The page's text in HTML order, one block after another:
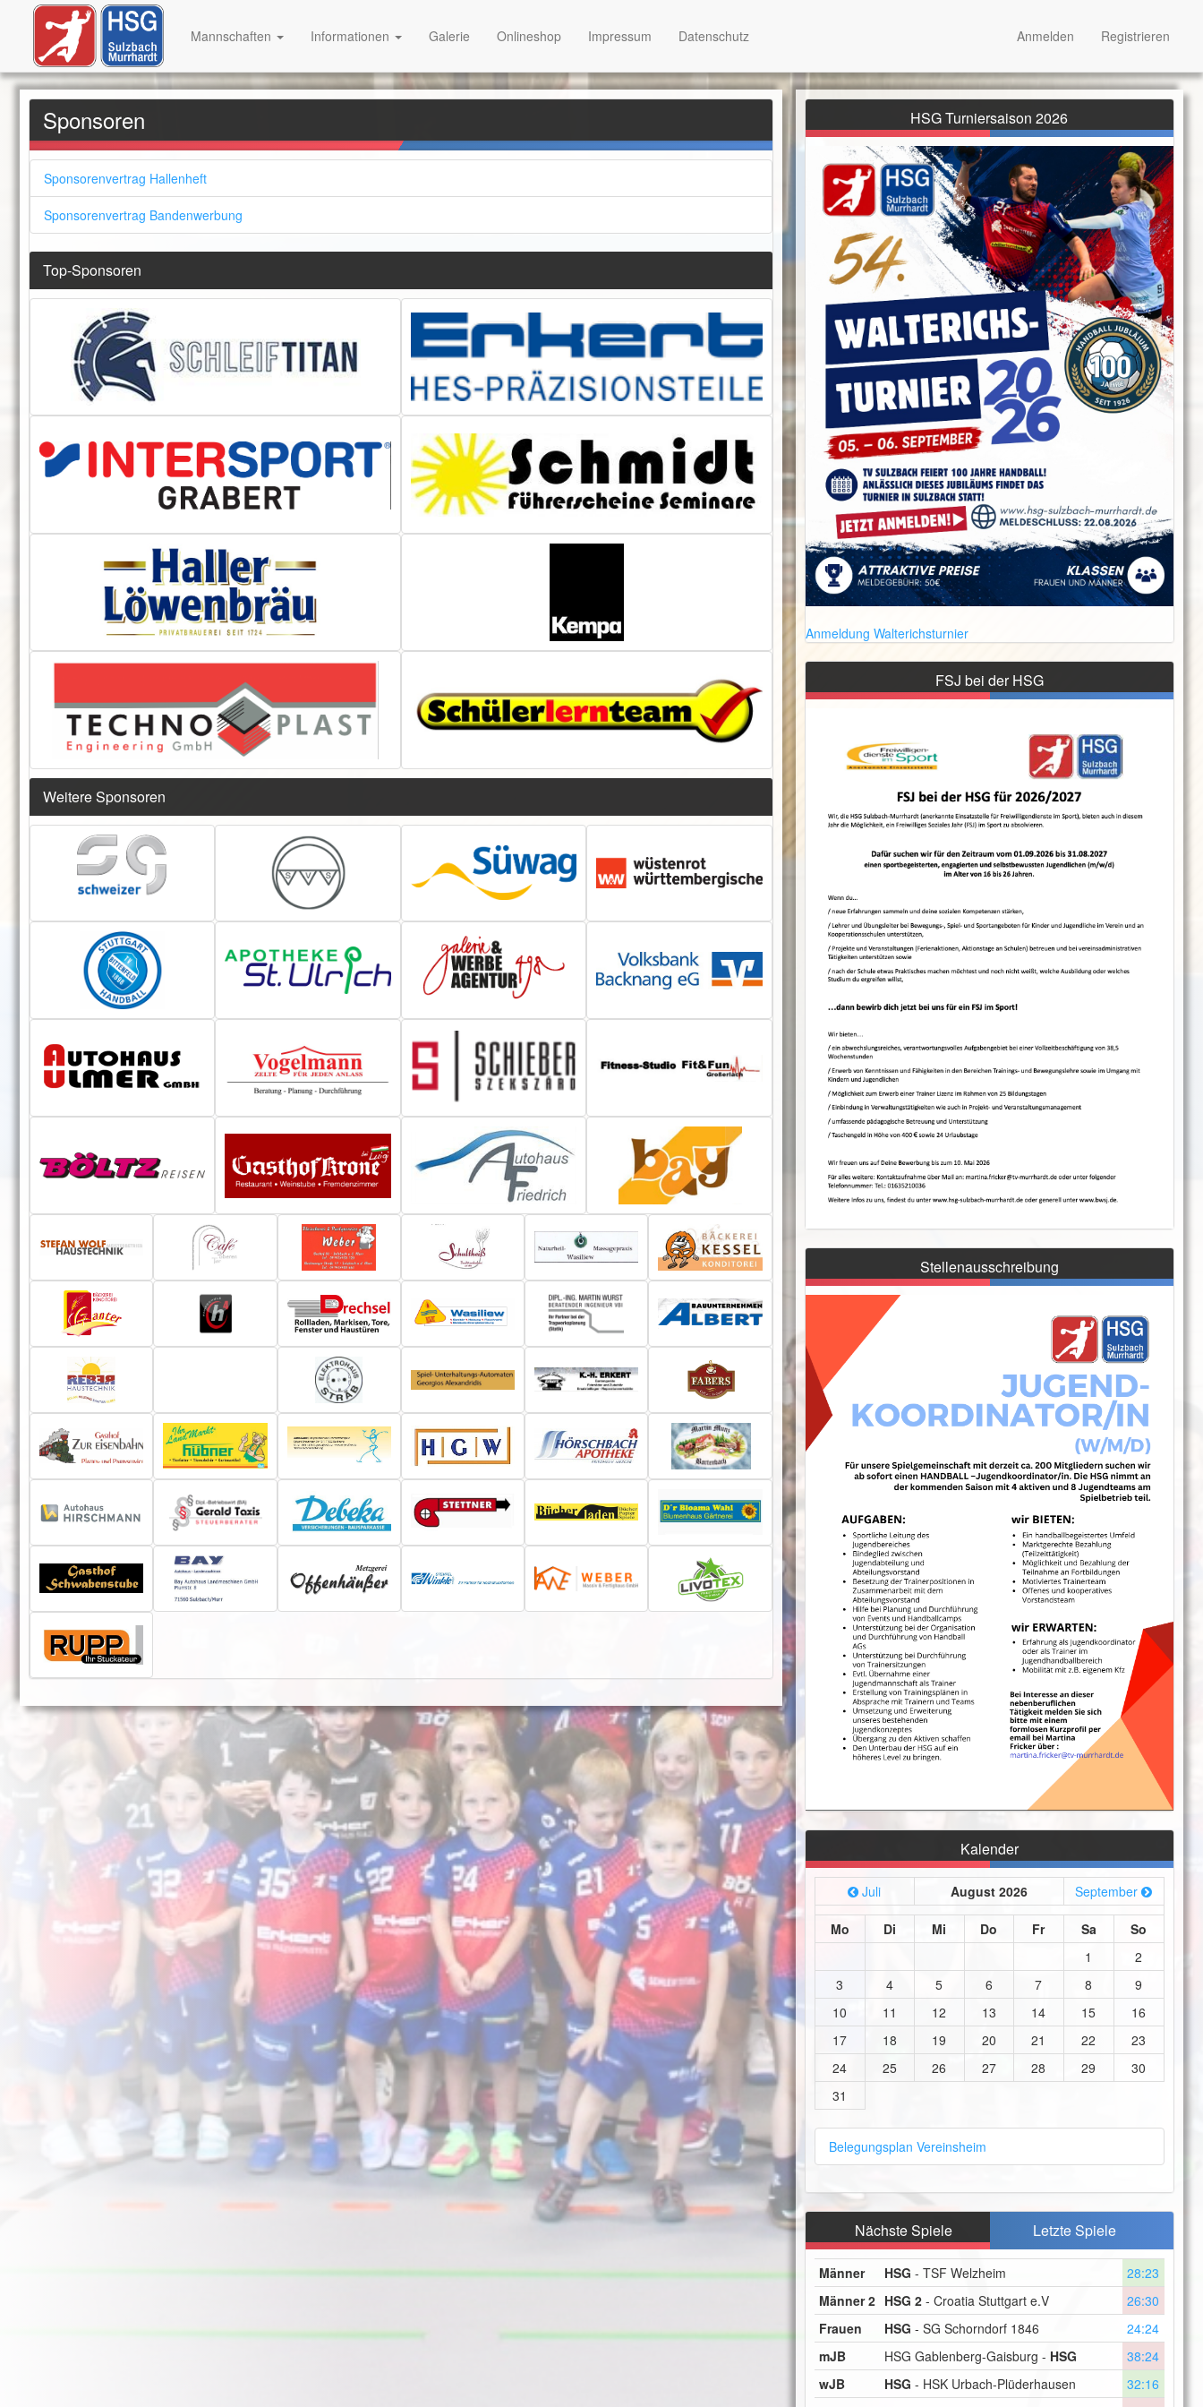
Sponsoren
Sponsorenvertrag Hallenheft
Sponsorenvertrag Bandenwerbung
Top-Sponsoren
Weitere Sponsoren
HSG Turniersaison 2026
Anmeldung Walterichsturnier
FSJ bei der HSG
Stellenausschreibung
Kalender
Juli August 2026 September
Mo Di Mi Do Fr Sa
So
1
2
3
4 5 6 7 8
9
10
11 12 13 14 15
16
17
18 19 20 21 22
23
24
25 26 27 28 29
30
31
Belegungsplan Vereinsheim
Nächste Spiele Letzte Spiele
Männer HSG - TSF Welzheim
28:23
Männer 2 HSG 2- Croatia Stuttgart e.V
26:30
Frauen
HSG - SG Schorndorf 1846
24:24
mJB
HSG Gablenberg-Gaisburg - HSG
38:24
wJB
HSG - HSK Urbach-Plüderhausen
32:16
Mannschaften Informationen Galerie Onlineshop Impressum Datenschutz Anmelden Registrieren